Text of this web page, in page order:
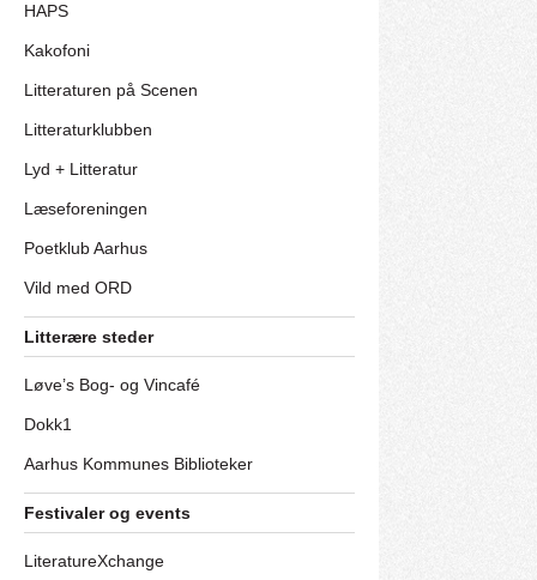
HAPS
Kakofoni
Litteraturen på Scenen
Litteraturklubben
Lyd + Litteratur
Læseforeningen
Poetklub Aarhus
Vild med ORD
Litterære steder
Løve’s Bog- og Vincafé
Dokk1
Aarhus Kommunes Biblioteker
Festivaler og events
LiteratureXchange